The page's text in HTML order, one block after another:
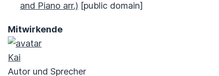
and Piano arr.) [public domain]
Mitwirkende
Kai
Autor und Sprecher